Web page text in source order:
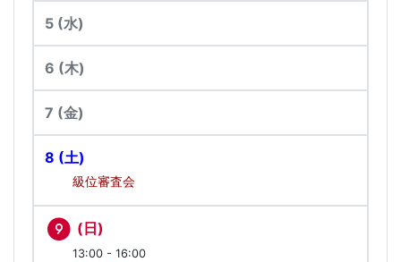
5 (水)
6 (木)
7 (金)
8 (土)
級位審査会
9 (日)
13:00 - 16:00